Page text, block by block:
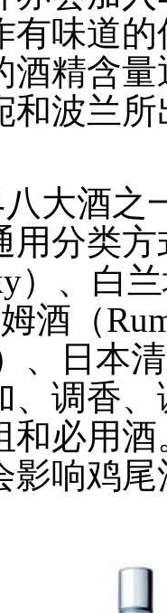
有味道
酒精含
和波兰
大酒之
用分类
）、白
姆酒（
、日本
、调香
和必用
影响鸡